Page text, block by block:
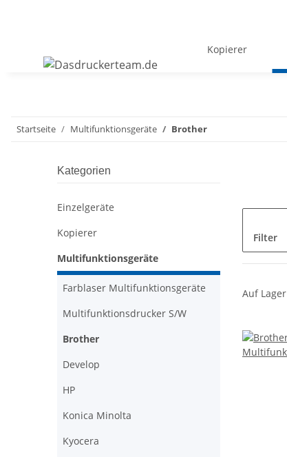
Kopierer
Startseite Multifunktionsgeräte Brother
Filter
Auf Lager
Kategorien
Einzelgeräte
Kopierer
Multifunktionsgeräte
Farblaser Multifunktionsgeräte
Multifunktionsdrucker S/W
Brother
Develop
HP
Konica Minolta
Kyocera